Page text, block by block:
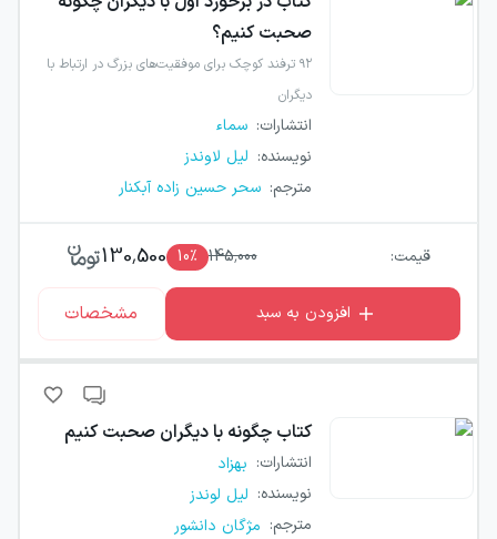
صحبت کنیم؟
۹۲ ترفند کوچک برای موفقیت‌های بزرگ در ارتباط با
دیگران‬
انتشارات: سماء
نویسنده: لیل لاوندز
مترجم: سحر حسین زاده آبکنار
قیمت: 145,000
10٪ 130,500
افزودن به سبد مشخصات
کتاب چگونه با دیگران صحبت کنیم
انتشارات: بهزاد
نویسنده: لیل لوندز
مترجم: مژگان دانشور